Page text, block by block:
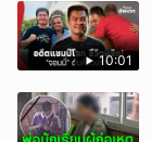
10:01